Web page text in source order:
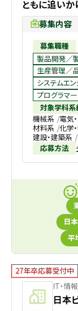
ともに追いか
募集内容
募集職種
製品開発／
生産管理／
システムエ
プログラマー
対象学科系
機械系 電気
材料系 化学
建設・建築系
応募方法
日
平
27年卒応募受付中
IT・情
日本